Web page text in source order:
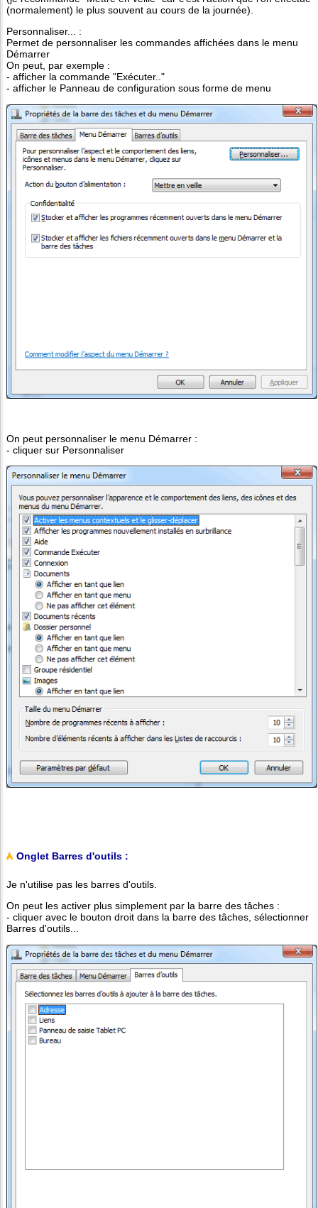
(normalement) le plus souvent au cours de la journée).
Personnaliser... :
Permet de personnaliser les commandes affichées dans le menu
Démarrer
On peut, par exemple :
- afficher la commande "Exécuter.."
- afficher le Panneau de configuration sous forme de menu
On peut personnaliser le menu Démarrer :
- cliquer sur Personnaliser
Onglet Barres d'outils :
Je n'utilise pas les barres d'outils.
On peut les activer plus simplement par la barre des tâches :
- cliquer avec le bouton droit dans la barre des tâches, sélectionner
Barres d'outils...